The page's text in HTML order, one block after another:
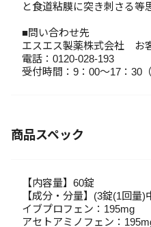
と食道粘膜に突き刺さる等
■問い合わせ先
エスエス製薬株式会社 お
電話：0120-028-193
受付時間：9：00～17：30
商品スペック
【内容量】60錠
【成分・分量】(3錠(1回量)
イブプロフェン：195mg
アセトアミノフェン：